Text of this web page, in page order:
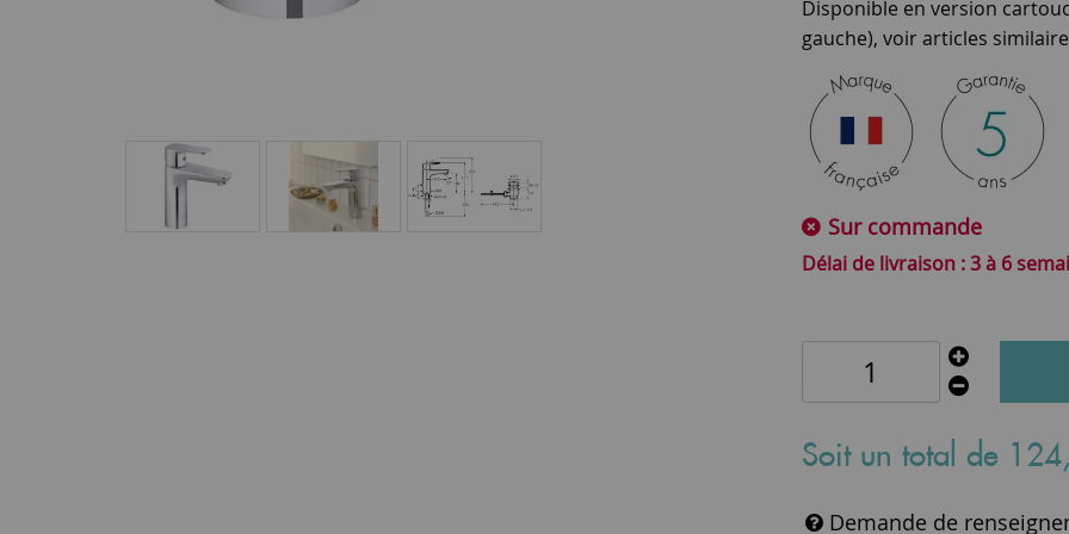
Disponible en version
gauche), voir articles
Sur commande
3 à 6
Soit un total de 124
Demande de